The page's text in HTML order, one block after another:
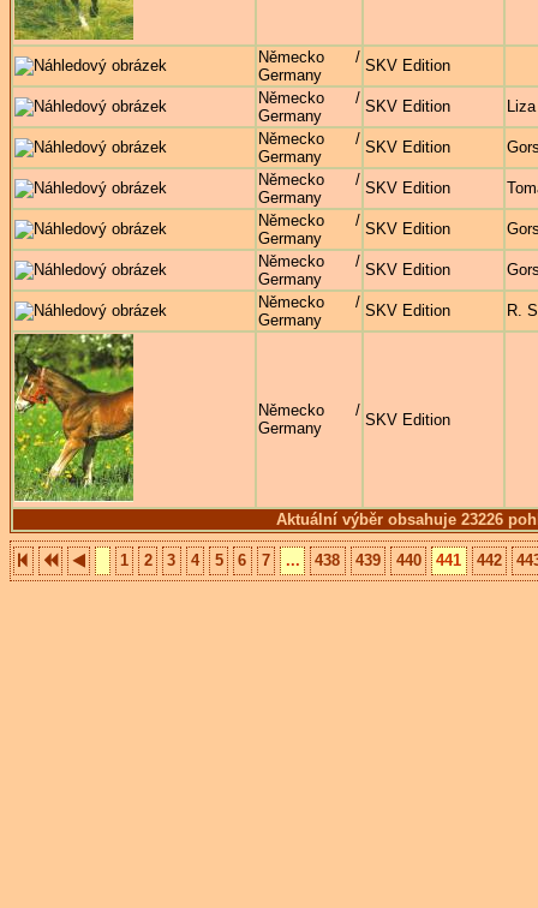
Aktuální výběr obsahuje 23226
Německo /
Germany
SKV Edition
Německo /
Germany
SKV Edition
Německo /
Germany
SKV Edition
Německo /
Germany
SKV Edition
Německo /
Germany
SKV Edition
Německo /
Germany
SKV Edition
Německo /
Germany
SKV Edition R.
Německo /
Germany
SKV Edition
1 2 3 4 5 6 7 ... 438 439 440 441 442